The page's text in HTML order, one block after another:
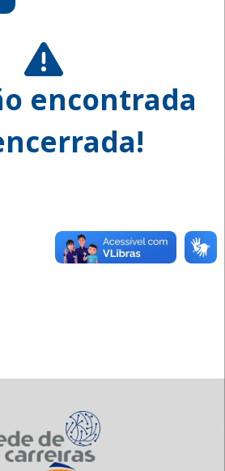
encontrada